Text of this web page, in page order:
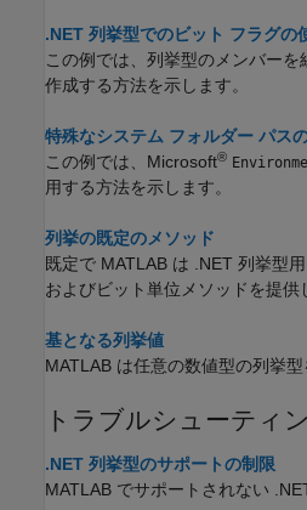
.NET 列挙型でのビット フラグの
この例では、列挙型のメンバー
作成する方法を示します。
特殊なシステム フォルダー パス
この例では、Microsoft®
用する方法を示します。
列挙の既定のメソッド
既定で MATLAB は .NET 列挙型
およびビット単位メソッドを提供
基となる列挙値
MATLAB は任意の数値型の列挙型
トラブルシューティ
.NET 列挙型のサポートの制限
MATLAB でサポートされない